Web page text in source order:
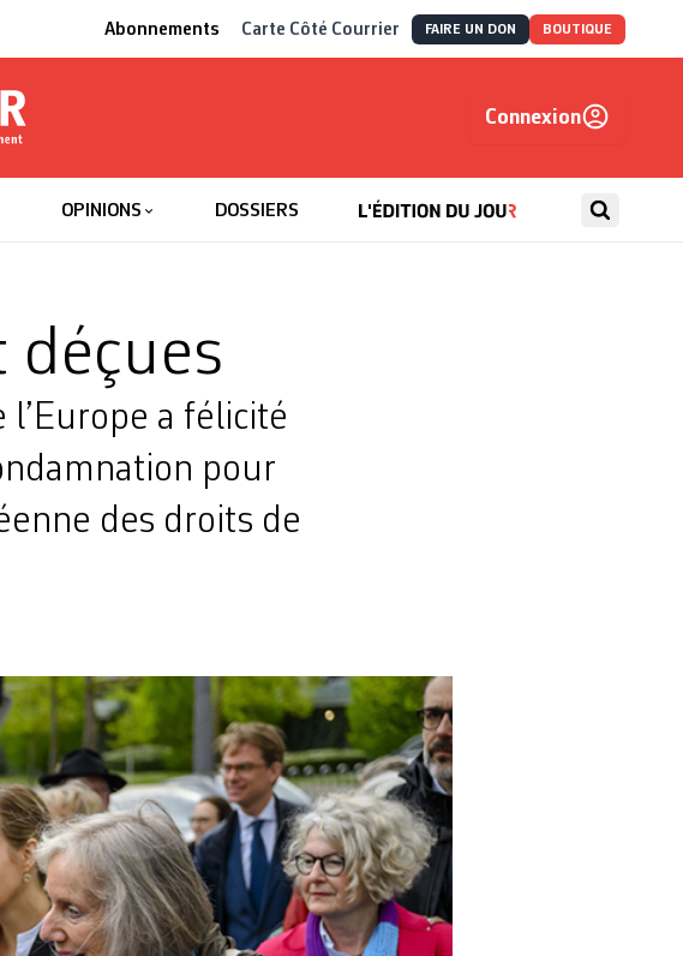
Abonnements Carte Côté Courrier FAIRE UN DON BOUTIQUE
Connexion
OPINIONS DOSSIERS
l’Europe a félicité
pour
des droits de